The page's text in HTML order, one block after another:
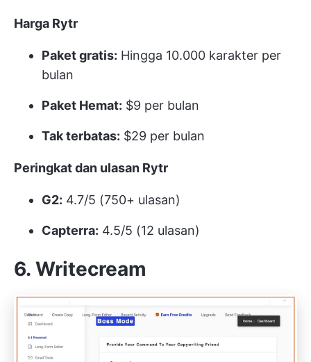
Harga Rytr
Paket gratis: Hingga 10.000 karakter per
bulan
Paket Hemat: $9 per bulan
Tak terbatas: $29 per bulan
Peringkat dan ulasan Rytr
G2: 4.7/5 (750+ ulasan)
Capterra: 4.5/5 (12 ulasan)
6. Writecream